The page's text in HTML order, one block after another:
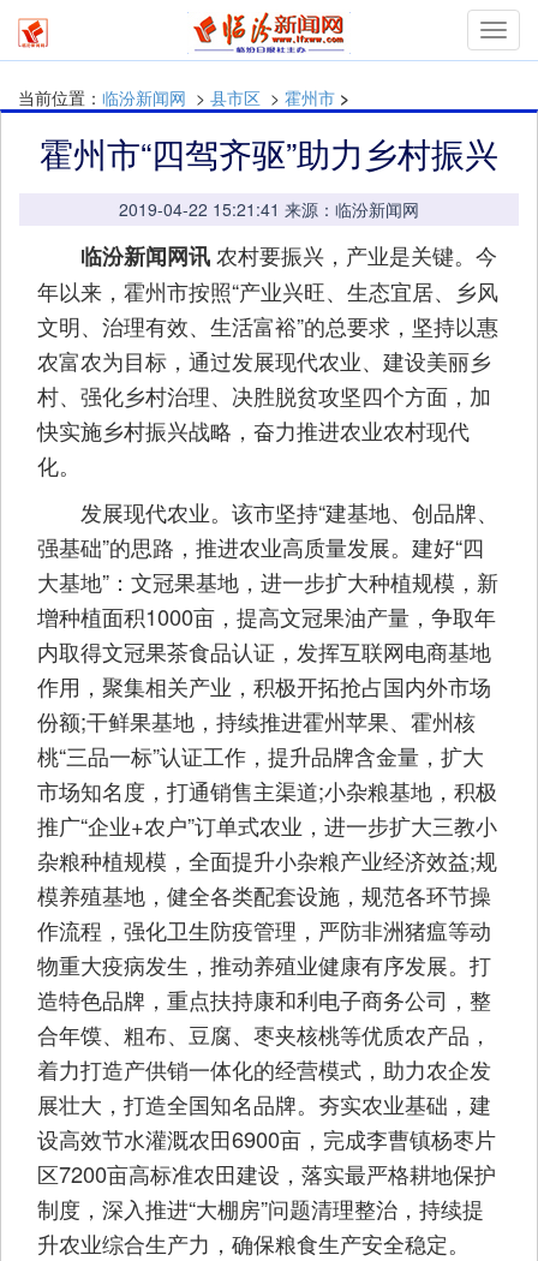
当前位置： 临汾新闻网 > 县市区 > 霍州市 >
霍州市“四驾齐驱”助力乡村振兴
2019-04-22 15:21:41 来源：临汾新闻网
临汾新闻网讯农村要振兴，产业是关键。今
年以来，霍州市按照“产业兴旺、生态宜居、乡风
文明、治理有效、生活富裕”的总要求，坚持以惠
农富农为目标，通过发展现代农业、建设美丽乡
村、强化乡村治理、决胜脱贫攻坚四个方面，加
快实施乡村振兴战略，奋力推进农业农村现代
化。
发展现代农业。该市坚持“建基地、创品牌、
强基础”的思路，推进农业高质量发展。建好“四
大基地”：文冠果基地，进一步扩大种植规模，新
增种植面积1000亩，提高文冠果油产量，争取年
内取得文冠果茶食品认证，发挥互联网电商基地
作用，聚集相关产业，积极开拓抢占国内外市场
份额;干鲜果基地，持续推进霍州苹果、霍州核
桃“三品一标”认证工作，提升品牌含金量，扩大
市场知名度，打通销售主渠道;小杂粮基地，积极
推广“企业+农户”订单式农业，进一步扩大三教小
杂粮种植规模，全面提升小杂粮产业经济效益;规
模养殖基地，健全各类配套设施，规范各环节操
作流程，强化卫生防疫管理，严防非洲猪瘟等动
物重大疫病发生，推动养殖业健康有序发展。打
造特色品牌，重点扶持康和利电子商务公司，整
合年馍、粗布、豆腐、枣夹核桃等优质农产品，
着力打造产供销一体化的经营模式，助力农企发
展壮大，打造全国知名品牌。夯实农业基础，建
设高效节水灌溉农田6900亩，完成李曹镇杨枣片
区7200亩高标准农田建设，落实最严格耕地保护
制度，深入推进“大棚房”问题清理整治，持续提
升农业综合生产力，确保粮食生产安全稳定。